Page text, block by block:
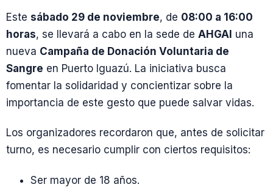
Este sábado 29 de noviembre, de 08:00 a 16:00
horas, se llevará a cabo en la sede de AHGAI una
nueva Campaña de Donación Voluntaria de
Sangre en Puerto Iguazú. La iniciativa busca
fomentar la solidaridad y concientizar sobre la
importancia de este gesto que puede salvar vidas.
Los organizadores recordaron que, antes de solicitar
turno, es necesario cumplir con ciertos requisitos:
Ser mayor de 18 años.